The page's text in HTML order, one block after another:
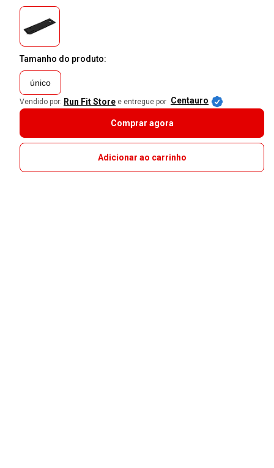
Tamanho do produto:
único
Vendido por: Run Fit Store e entregue por Centauro
Comprar agora
Adicionar ao carrinho